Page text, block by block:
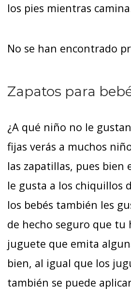
los pies mientras
No se han encontrado
Zapatos para
¿A qué niño no le
fijas verás a muchos
las zapatillas, pues bien
le gusta a los chiquillos
los bebés también les
de hecho seguro que
juguete que emita
bien, al igual que los
también se puede